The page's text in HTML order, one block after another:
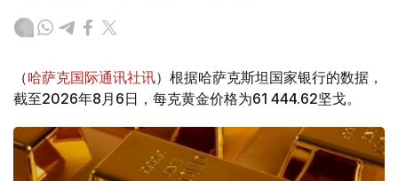
（哈萨克国际通讯社讯）根据哈萨克斯坦国家银行的数据，
截至2026年8月6日，每克黄金价格为61 444.62坚戈。